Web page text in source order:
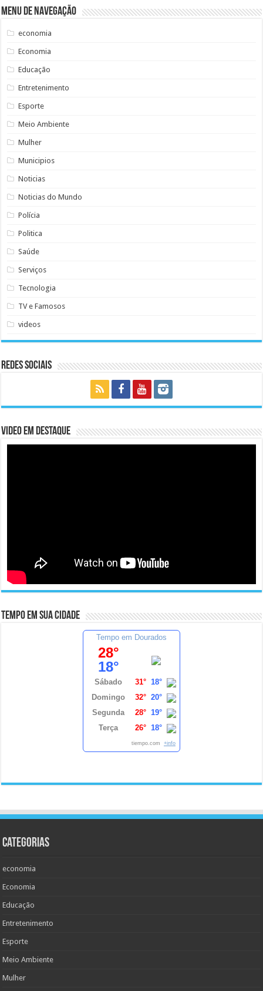
Menu de Navegação
economia
Economia
Educação
Entretenimento
Esporte
Meio Ambiente
Mulher
Municipios
Noticias
Noticias do Mundo
Polícia
Politica
Saúde
Serviços
Tecnologia
TV e Famosos
videos
Redes Sociais
Video em Destaque
Tempo em sua cidade
Tempo em Dourados
28°
18°
Sábado 31° 18°
Domingo
32° 20°
Segunda
28° 19°
Terça
26° 18°
tiempo.com +info
Categorias
economia
Economia
Educação
Entretenimento
Esporte
Meio Ambiente
Mulher